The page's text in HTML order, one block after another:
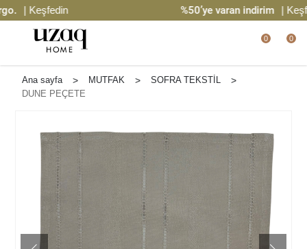
| Keşfedin %50’ye varan indirim |
0 0
Ana sayfa > MUTFAK > SOFRA TEKSTİL >
DUNE PEÇETE